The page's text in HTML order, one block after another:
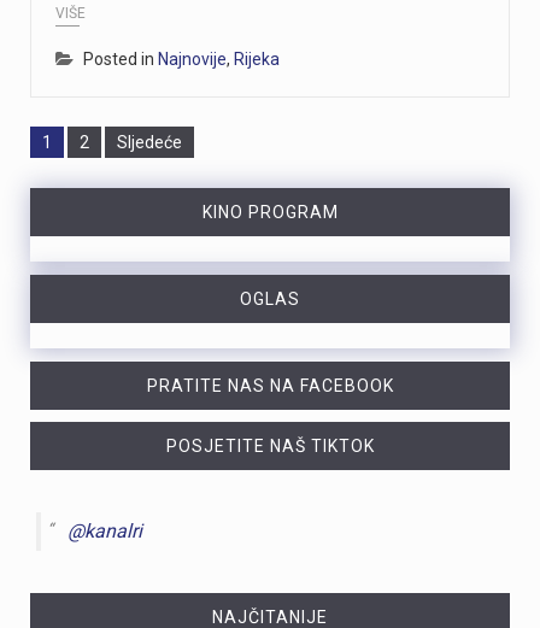
VIŠE
Posted in Najnovije, Rijeka
Page
1 Page
2 Sljedeće
KINO PROGRAM
OGLAS
PRATITE NAS NA FACEBOOK
POSJETITE NAŠ TIKTOK
@kanalri
NAJČITANIJE